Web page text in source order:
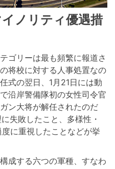
ノリティ優遇措
ゴリーは最も頻繁に報道さ
将校に対する人事処置なの
式の翌日、1月21日には動
沿岸警備隊初の女性司令官
ン大将が解任されたのだ
失敗したこと、多様性・
に重視したことなどが挙
成する六つの軍種、すなわ